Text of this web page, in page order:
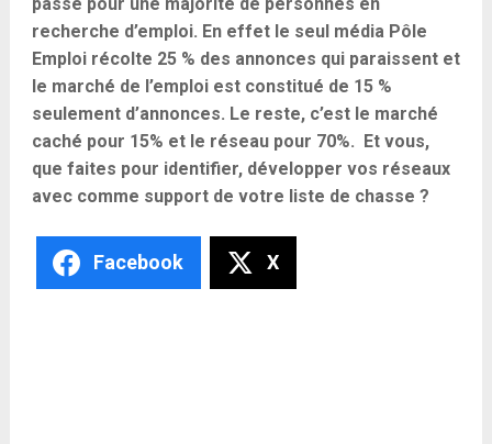
recherche d’emploi. En effet le seul média Pôle
Emploi récolte 25 % des annonces qui paraissent et
le marché de l’emploi est constitué de 15 %
seulement d’annonces. Le reste, c’est le marché
caché pour 15% et le réseau pour 70%. Et vous,
que faites pour identifier, développer vos réseaux
avec comme support de votre liste de chasse ?
Facebook X